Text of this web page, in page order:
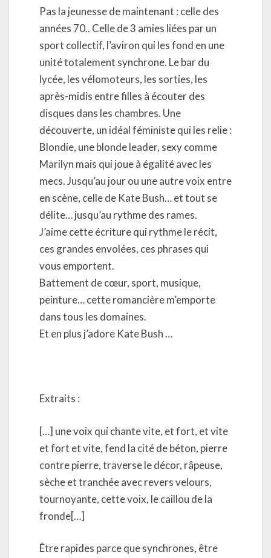
Pas la jeunesse de maintenant : celle des
années 70.. Celle de 3 amies liées par un
sport collectif, l’aviron qui les fond en une
unité totalement synchrone. Le bar du
lycée, les vélomoteurs, les sorties, les
après-midis entre filles à écouter des
disques dans les chambres. Une
découverte, un idéal féministe qui les relie :
Blondie, une blonde leader, sexy comme
Marilyn mais qui joue à égalité avec les
mecs. Jusqu’au jour ou une autre voix entre
en scène, celle de Kate Bush… et tout se
délite… jusqu’au rythme des rames.
J’aime cette écriture qui rythme le récit,
ces grandes envolées, ces phrases qui
vous emportent.
Battement de cœur, sport, musique,
peinture… cette romancière m’emporte
dans tous les domaines.
Et en plus j’adore Kate Bush …
Extraits :
[…] une voix qui chante vite, et fort, et vite
et fort et vite, fend la cité de béton, pierre
contre pierre, traverse le décor, râpeuse,
sèche et tranchée avec revers velours,
tournoyante, cette voix, le caillou de la
fronde[…]
Être rapides parce que synchrones, être